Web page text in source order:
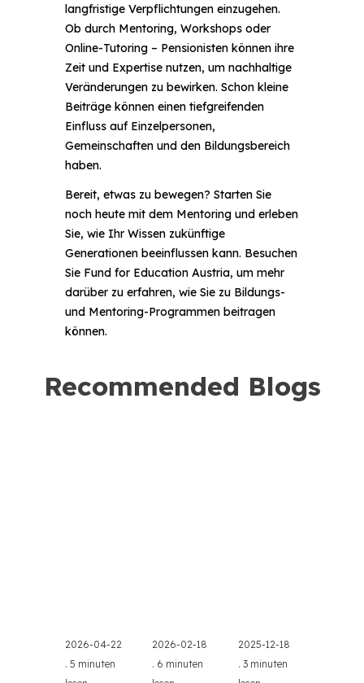
langfristige Verpflichtungen einzugehen.
Ob durch Mentoring, Workshops oder
Online-Tutoring – Pensionisten können ihre
Zeit und Expertise nutzen, um nachhaltige
Veränderungen zu bewirken. Schon kleine
Beiträge können einen tiefgreifenden
Einfluss auf Einzelpersonen,
Gemeinschaften und den Bildungsbereich
haben.
Bereit, etwas zu bewegen? Starten Sie
noch heute mit dem Mentoring und erleben
Sie, wie Ihr Wissen zukünftige
Generationen beeinflussen kann. Besuchen
Sie Fund for Education Austria, um mehr
darüber zu erfahren, wie Sie zu Bildungs-
und Mentoring-Programmen beitragen
können.
Recommended Blogs
2026-04-22
. 5 minuten
2026-02-18
. 6 minuten
2025-12-18
.3 minuten